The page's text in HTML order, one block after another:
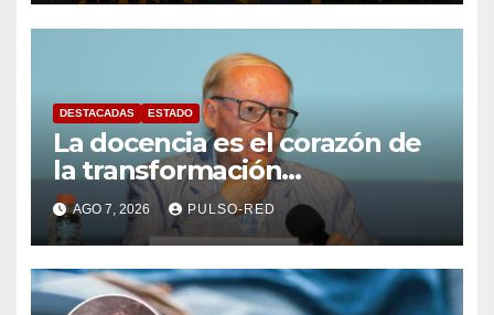
DESTACADAS ESTADO
La docencia es el corazón de
la transformación
universitaria: Rector de la
UATx
AGO 7, 2026 PULSO-RED